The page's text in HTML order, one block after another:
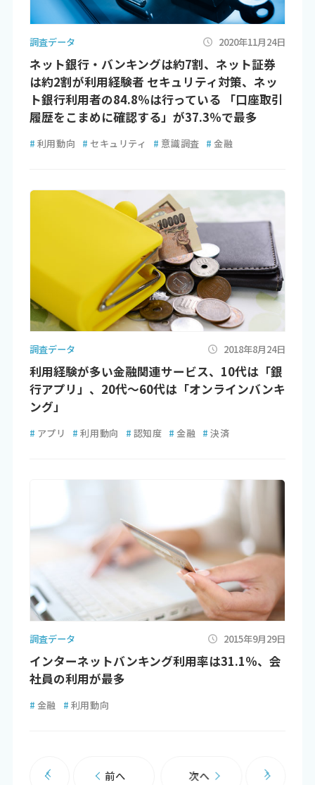
調査データ 2020年11月24日
ネット銀行・バンキングは約7割、ネット証券
は約2割が利用経験者 セキュリティ対策、ネッ
ト銀行利用者の84.8％は行っている 「口座取引
履歴をこまめに確認する」が37.3％で最多
# 利用動向 # セキュリティ # 意識調査 # 金融
調査データ 2018年8月24日
利用経験が多い金融関連サービス、10代は「銀
行アプリ」、20代～60代は「オンラインバンキ
ング」
# アプリ # 利用動向 # 認知度 # 金融 # 決済
調査データ 2015年9月29日
インターネットバンキング利用率は31.1％、会
社員の利用が最多
# 金融 # 利用動向
前へ 次へ